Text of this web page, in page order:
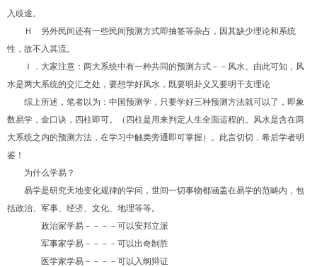
入歧途。
Ｈ 另外民间还有一些民间预测方式即抽签等杂占，因其缺少理论和系统
性，故不入其流。
Ｉ．大家注意：两大系统中有一种共同的预测方式－－风水。由此可知，风
水是两大系统的交汇之处，要想学好风水，既要明卦义又要明干支理论
综上所述，笔者以为：中国预测学，只要学好三种预测方法就可以了，即象
数易学，金口诀，四柱即可。（四柱是用来判定人生全面运程的。风水是含在两
大系统之内的预测方法，在学习中触类旁通即可掌握）。此言切切．希后学者明
鉴！
为什么学易？
易学是研究天地变化规律的学问，世间一切事物都涵盖在易学的范畴内，包
括政治、军事、经济、文化、地理等等。
政治家学易－－－－可以安邦立派
军事家学易－－－－可以出奇制胜
医学家学易－－－－可以入纲辩证